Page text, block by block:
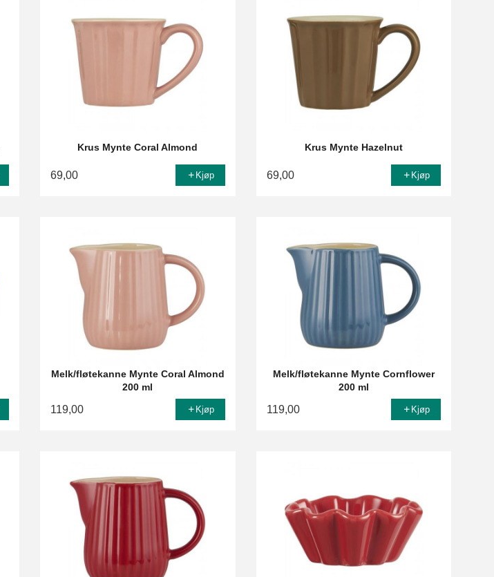
Krus Mynte Coral Almond
69,00 Kjøp
Krus Mynte Hazelnut
69,00 Kjøp
Melk/fløtekanne Mynte Coral Almond
200 ml
119,00 Kjøp
Melk/fløtekanne Mynte Cornflower
200 ml
119,00 Kjøp